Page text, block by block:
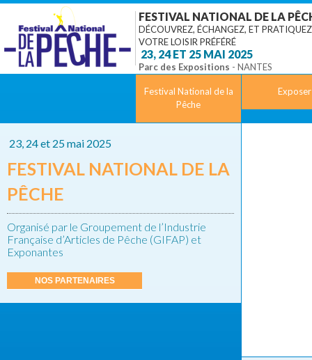
FESTIVAL NATIONAL DE LA
DÉCOUVREZ, ÉCHANGEZ, ET PRATIQUEZ
VOTRE LOISIR PRÉFÉRÉ
‎ 23, 24 ET 25 MAI 2025
Parc des Expositions - NANTES
Festival National de la
Pêche
Exposer
‎ 23, 24 et 25 mai 2025
FESTIVAL NATIONAL DE LA
PÊCHE
Organisé par le Groupement de l’Industrie
Française d’Articles de Pêche (GIFAP) et
Exponantes
NOS PARTENAIRES